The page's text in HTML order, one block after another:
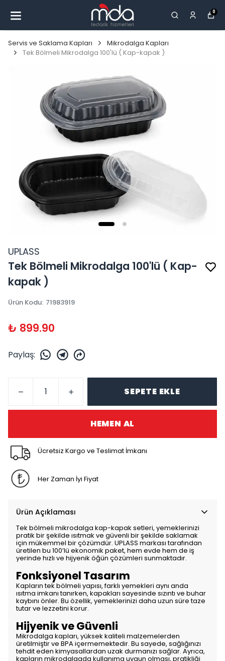
0
Servis ve Saklama Kapları
Mikrodalga Kapları
Tek Bölmeli Mikrodalga 100'lü ( Kap-kapak )
UPLASS
Tek Bölmeli Mikrodalga 100'lü ( Kap-
kapak )
Ürün Kodu: 71983919
₺ 899.90
Paylaş:
SEPETE EKLE
HEMEN AL
Ücretsiz Kargo ve Teslimat İmkanı
Her Zaman İyi Fiyat
Ürün Açıklaması
Tek bölmeli mikrodalga kap-kapak setleri, yemeklerinizi
pratik bir şekilde ısıtmak ve güvenli bir şekilde saklamak
için mükemmel bir çözümdür. UPLASS markası tarafından
üretilen bu 100’lü ekonomik paket, hem evde hem de iş
yerinde hızlı ve hijyenik öğün çözümleri sunmaktadır.
Fonksiyonel Tasarım
Kapların tek bölmeli yapısı, farklı yemekleri aynı anda
ısıtma imkanı tanırken, kapakları sayesinde sızıntı ve buhar
kaybını önler. Bu özellik, yemeklerinizi daha uzun süre taze
tutar ve lezzetini korur.
Hijyenik ve Güvenli
Mikrodalga kapları, yüksek kaliteli malzemelerden
üretilmiştir ve BPA içermemektedir. Bu sayede, sağlığınızı
tehdit eden kimyasallardan uzak durmanızı sağlar. Ayrıca,
kapların mikrodalgada kullanıma uygun olması, pratikliği